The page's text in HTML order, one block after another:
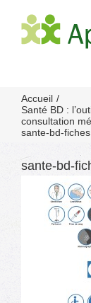
contenu
Accueil
Santé BD :
consultation
sante-bd-fiches
sante-bd-